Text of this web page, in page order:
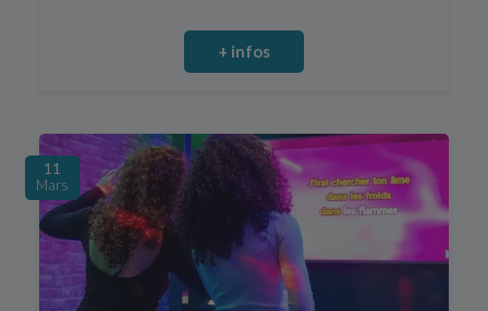
+ infos
11
Mars